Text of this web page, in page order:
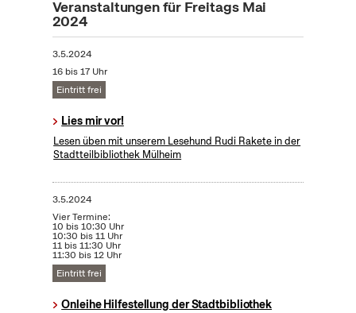
Veranstaltungen für Freitags Mai
2024
3.5.2024
16 bis 17 Uhr
Eintritt frei
Lies mir vor!
Lesen üben mit unserem Lesehund Rudi Rakete in der
Stadtteilbibliothek Mülheim
3.5.2024
Vier Termine:
10 bis 10:30 Uhr
10:30 bis 11 Uhr
11 bis 11:30 Uhr
11:30 bis 12 Uhr
Eintritt frei
Onleihe Hilfestellung der Stadtbibliothek